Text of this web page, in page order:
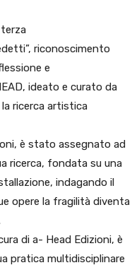
riconoscimento
e
ideato e curato da
ricerca artistica
è stato assegnato ad
ricerca, fondata su una
indagando il
opere la fragilità diventa
di a- Head Edizioni, è
pratica multidisciplinare